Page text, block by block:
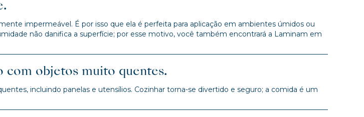
impermeável. É por isso que ela é perfeita para aplicação em ambientes úmidos ou
não danifica a superfície; por esse motivo, você também encontrará a Laminam em
com objetos muito quentes.
incluindo panelas e utensílios. Cozinhar torna-se divertido e seguro; a comida é um